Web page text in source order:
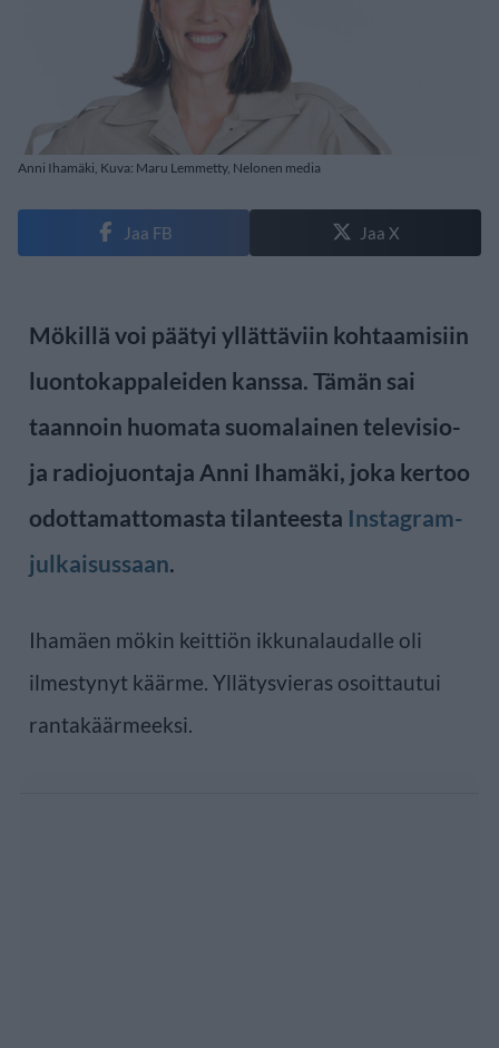
Anni Ihamäki, Kuva: Maru Lemmetty, Nelonen media
Jaa FB Jaa X
Mökillä voi päätyi yllättäviin kohtaamisiin
luontokappaleiden kanssa. Tämän sai
taannoin huomata suomalainen televisio-
ja radiojuontaja Anni Ihamäki, joka kertoo
odottamattomasta tilanteesta Instagram-
julkaisussaan.
Ihamäen mökin keittiön ikkunalaudalle oli
ilmestynyt käärme. Yllätysvieras osoittautui
rantakäärmeeksi.